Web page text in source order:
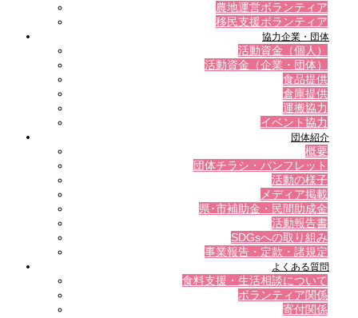
農地運営ボランティア
移民支援ボランティア
協力企業・団体
活動資金（個人）
活動資金（企業・団体）
食品提供
倉庫提供
運搬協力
イベント協力
団体紹介
概要
団体チラシ・パンフレット
活動の様子
メディア掲載
県･市補助金・民間助成金
活動報告書
SDGsへの取り組み
事業報告・定款・諸規定
よくある質問
食料支援・生活相談について
ボランティア関係
寄付関係